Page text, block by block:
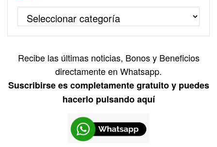
Recibe las últimas noticias, Bonos y Beneficios
directamente en Whatsapp.
Suscribirse es completamente gratuito y puedes
hacerlo pulsando aquí